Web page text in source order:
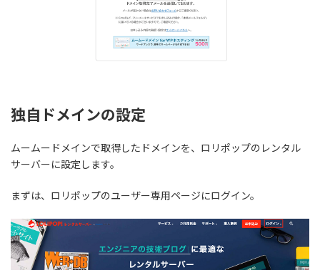
独自ドメインの設定
ムームードメインで取得したドメインを、ロリポップのレンタル
サーバーに設定します。
まずは、ロリポップのユーザー専用ページにログイン。